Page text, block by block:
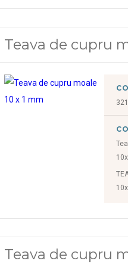
Teava de cupru
Teava de cupru